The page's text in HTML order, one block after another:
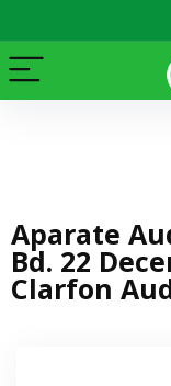
Aparate
Bd. 22
Clarfon